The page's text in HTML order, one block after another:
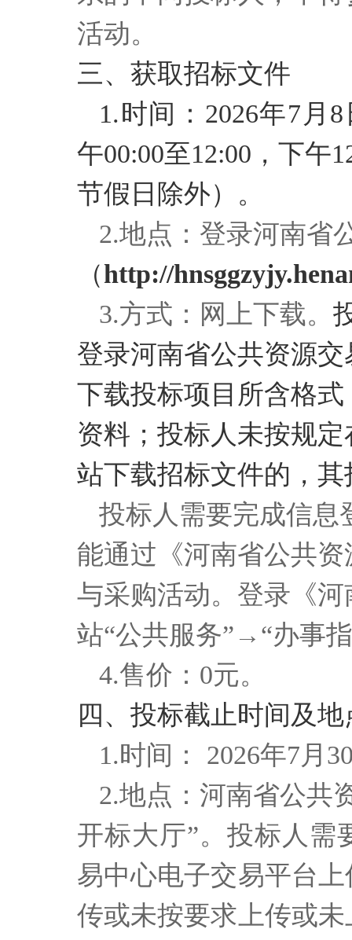
活动。
三、获取招标文件
1.时间：2026年7月
午00:00至12:00，下午
节假日除外）。
2.地点：登录河南省
（http://
3.方式：网上下载。
登录河南省公共资源
下载投标项目所含格式
资料；投标人未按规
站下载招标文件的，
投标人需要完成信息
能通过《河南省公共
与采购活动。登录《
站“公共服务”→“办事
4.售价：0元。
四、投标截止时间及地
1.时间： 2026年7月
2.地点： 河南省公共
开标大厅”。投标人需
易中心电子交易平台
传或未按要求上传或